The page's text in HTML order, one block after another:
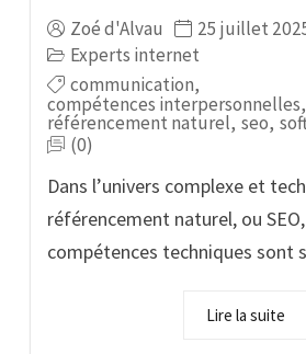
Zoé d'Alvau
25 juillet
Experts internet
communication,
compétences interpersonnelles,
référencement naturel, seo,
(0)
Dans l’univers complexe et
référencement naturel, ou
compétences techniques sont
Lire la suite